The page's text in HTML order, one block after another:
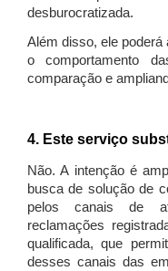
desburocratizada.
Além disso, ele
o comportamento
comparação e
4. Este serviço
Não. A intenção é
busca de solução de
pelos canais de
reclamações
qualificada, que
desses canais das